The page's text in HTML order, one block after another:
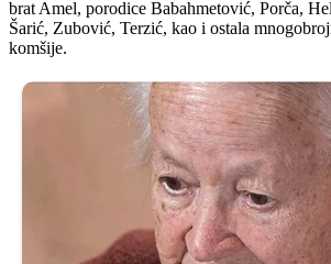
brat Amel, porodice Babahmetović, Porča,
Šarić, Zubović, Terzić, kao i ostala
komšije.